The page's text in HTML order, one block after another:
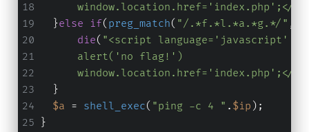
window.location.href='index.php';</
  }
else if( preg_match( "/.*f.*l.*a.*g.*/" ,
die( "<script language='javascript'
      alert('no flag!')
window.location.href='index.php';</
  }
$a = shell_exec( "ping -c 4 " . $ip );
}